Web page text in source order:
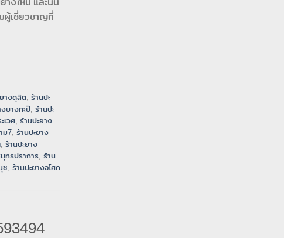
างใหม่ และนั่น
มผู้เชี่ยวชาญที่
างดุสิต, ร้านปะ
งบางกะปิ, ร้านปะ
เวศ, ร้านปะยาง
ม7, ร้านปะยาง
, ร้านปะยาง
ทรปราการ, ร้าน
ช, ร้านปะยางอโศก